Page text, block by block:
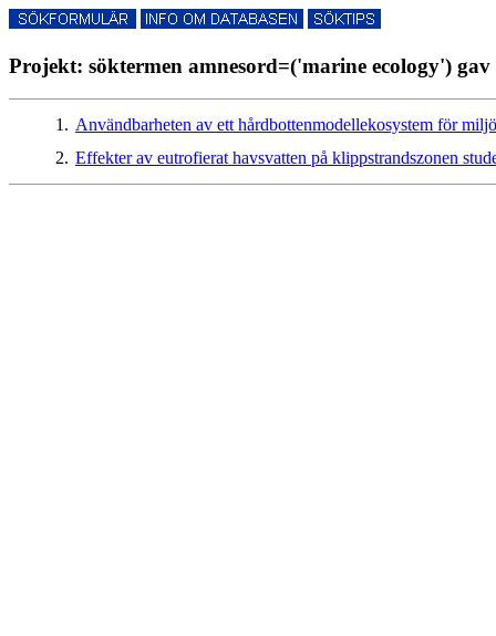
Projekt: söktermen amnesord=('marine ecology')
1. Användbarheten av ett hårdbottenmodellekosystem för
2. Effekter av eutrofierat havsvatten på klippstrandszonen